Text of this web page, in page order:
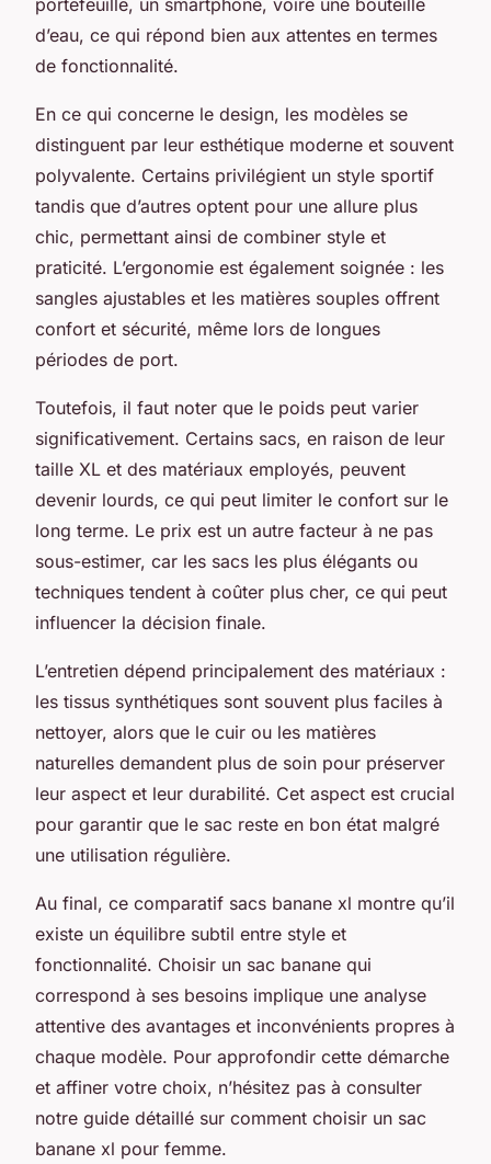
d’eau, ce qui répond bien aux attentes en termes
de fonctionnalité.
En ce qui concerne le design, les modèles se
distinguent par leur esthétique moderne et souvent
polyvalente. Certains privilégient un style sportif
tandis que d’autres optent pour une allure plus
chic, permettant ainsi de combiner style et
praticité. L’ergonomie est également soignée : les
sangles ajustables et les matières souples offrent
confort et sécurité, même lors de longues
périodes de port.
Toutefois, il faut noter que le poids peut varier
significativement. Certains sacs, en raison de leur
taille XL et des matériaux employés, peuvent
devenir lourds, ce qui peut limiter le confort sur le
long terme. Le prix est un autre facteur à ne pas
sous-estimer, car les sacs les plus élégants ou
techniques tendent à coûter plus cher, ce qui peut
influencer la décision finale.
L’entretien dépend principalement des matériaux :
les tissus synthétiques sont souvent plus faciles à
nettoyer, alors que le cuir ou les matières
naturelles demandent plus de soin pour préserver
leur aspect et leur durabilité. Cet aspect est crucial
pour garantir que le sac reste en bon état malgré
une utilisation régulière.
Au final, ce comparatif sacs banane xl montre qu’il
existe un équilibre subtil entre style et
fonctionnalité. Choisir un sac banane qui
correspond à ses besoins implique une analyse
attentive des avantages et inconvénients propres à
chaque modèle. Pour approfondir cette démarche
et affiner votre choix, n’hésitez pas à consulter
notre guide détaillé sur comment choisir un sac
banane xl pour femme.